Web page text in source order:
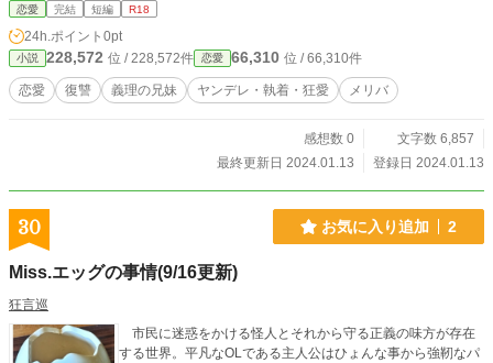
恋愛 完結 短編 R18
24h.ポイント 0pt
小説 228,572 位 / 228,572件 恋愛 66,310 位 / 66,310件
恋愛 復讐 義理の兄妹 ヤンデレ・執着・狂愛 メリバ
感想数 0
文字数 6,857
最終更新日 2024.01.13
登録日 2024.01.13
30 お気に入り追加 2
Miss.エッグの事情(9/16更新)
狂言巡
市民に迷惑をかける怪人とそれから守る正義の味方が存在
する世界。平凡なOLである主人公はひょんな事から強靭なパ